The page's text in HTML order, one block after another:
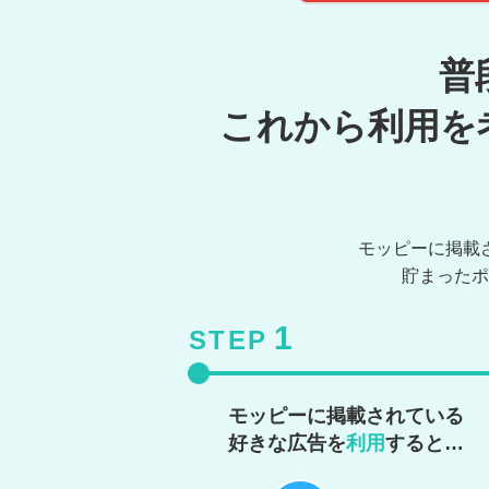
普
これから利用
モッピーに掲載
貯まった
STEP 1
モッピーに掲載されている
好きな広告を利用すると…